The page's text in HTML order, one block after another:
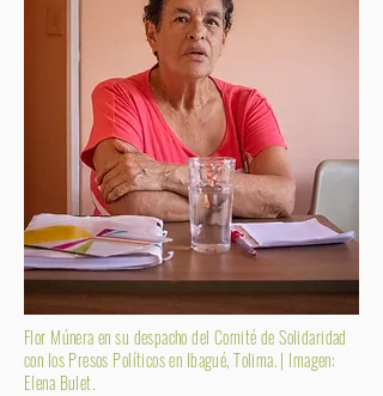
Flor Múnera en su despacho del Comité de Solidaridad
con los Presos Políticos en Ibagué, Tolima. | Imagen:
Elena Bulet.